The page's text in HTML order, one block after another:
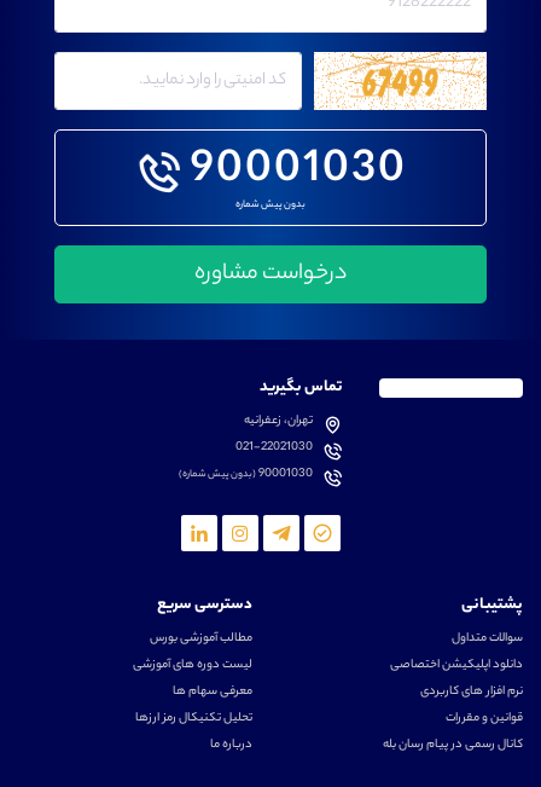
90001030
بدون پیش شماره
تماس بگیرید
تهران، زعفرانیه
021-22021030
90001030(بدون پیش شماره)
پشتیبانی
سوالات متداول
دانلود اپلیکیشن اختصاصی
نرم افزار های کاربردی
قوانین و مقررات
کانال رسمی در پیام رسان بله
دسترسی سریع
مطالب آموزشی بورس
لیست دوره های آموزشی
معرفی سهام ها
تحلیل تکنیکال رمز ارزها
درباره ما